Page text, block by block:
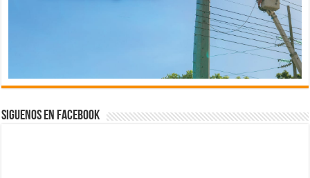
Siguenos en Facebook